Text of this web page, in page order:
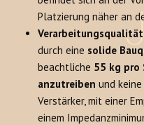
Platzierung näher an
durch eine solide
beachtliche 55 kg pro
anzutreiben und
Verstärker, mit einer
einem